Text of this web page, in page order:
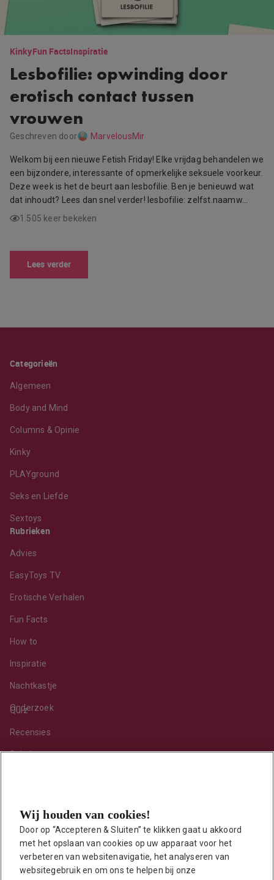
KinkyFun FactsInspiratie
Lesbofilie: opwinding door
erotisch contact tussen
vrouwen
Geschreven door MarvelousMir
Welkom bij een nieuwe Fetish Friday! Elke vrijdag behandelen we
een bijzondere, interessante of opmerkelijke seksuele voorkeur.
Deze week is het de beurt aan lesbofilie. Ben je benieuwd wat
dat inhoudt? Lees dan snel verder! lesbofilie: zelfst.naamw…
1.505 keer bekeken
Lees verder
Categorieën
Algemeen
Body and Mind
Columns & Opinie
Kinky
PLAYground
Seks en Liefde
Sextoys
Rubrieken
Advies
EasyToys TV
Erotische Verhalen
Fun Facts
How to
Inspiratie
Nachtkastje
Onderzoek
Quiz
Recensies
Sekshoroscoop
Toy van de maand
Vraag ’t onze seksuoloog
Interessante links
Seksuologen in Nederland
Wij houden van cookies!
Door op “Accepteren & Sluiten” te klikken gaat u akkoord
met het opslaan van cookies op uw apparaat voor het
verbeteren van websitenavigatie, het analyseren van
websitegebruik en om ons te helpen bij onze